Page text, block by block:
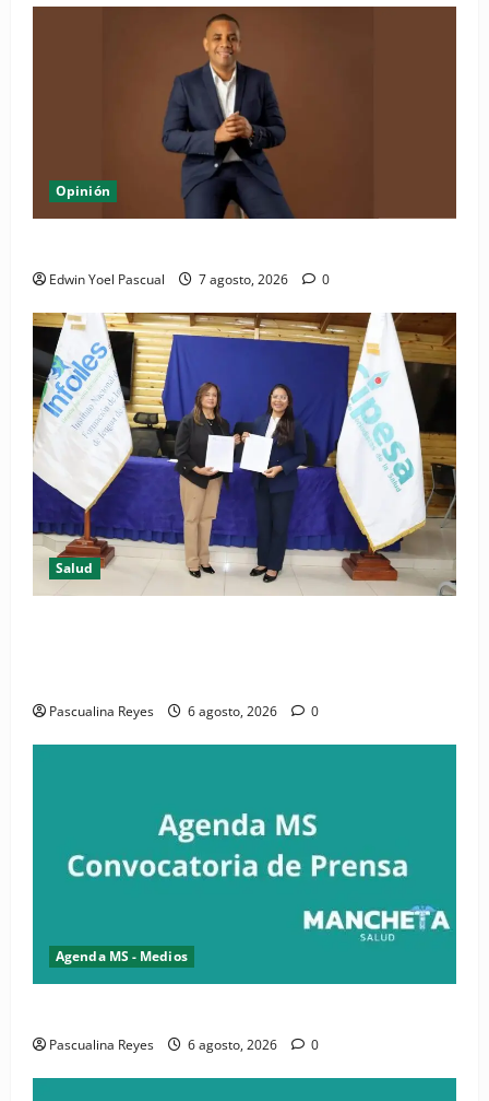
Opinión
Edwin Yoel Pascual 7 agosto, 2026 0
Salud
Pascualina Reyes 6 agosto, 2026 0
Agenda MS - Medios
Pascualina Reyes 6 agosto, 2026 0